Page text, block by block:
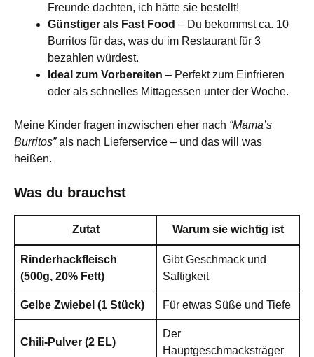
Freunde dachten, ich hätte sie bestellt!
Günstiger als Fast Food – Du bekommst ca. 10
Burritos für das, was du im Restaurant für 3
bezahlen würdest.
Ideal zum Vorbereiten – Perfekt zum Einfrieren
oder als schnelles Mittagessen unter der Woche.
Meine Kinder fragen inzwischen eher nach “Mama’s
Burritos”als nach Lieferservice – und das will was
heißen.
Was du brauchst
Zutat Warum sie wichtig ist
Rinderhackfleisch
(500g, 20% Fett)
Gibt Geschmack und
Saftigkeit
Gelbe Zwiebel (1 Stück) Für etwas Süße und Tiefe
Chili-Pulver (2 EL)
Der
Hauptgeschmacksträger